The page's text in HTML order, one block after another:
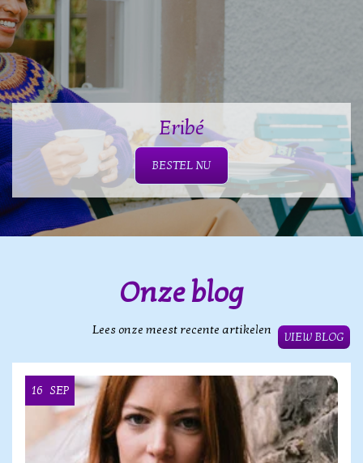
Eribé
BESTEL NU
Onze blog
Lees onze meest recente artikelen
VIEW BLOG
16 SEP